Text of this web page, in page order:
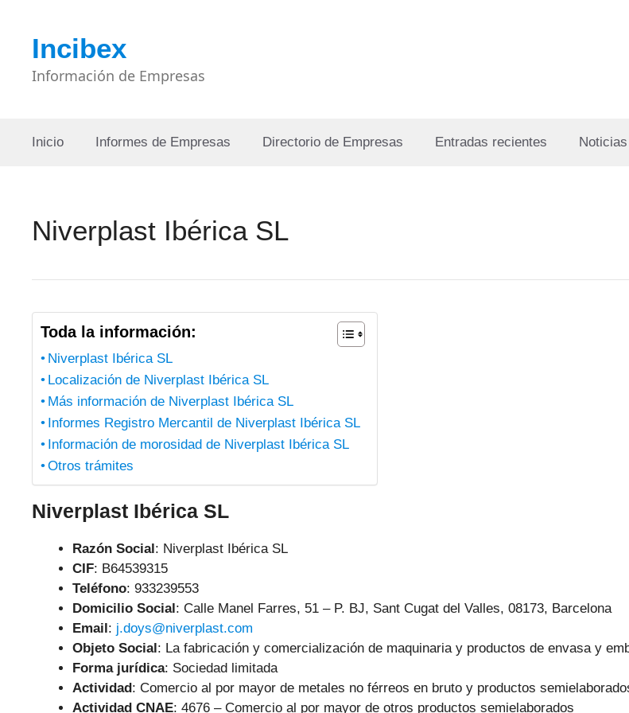
contenidoIncibex
Información de Empresas
Inicio Informes de Empresas Directorio de Empresas Entradas recientes Noticias
Niverplast Ibérica SL
Toda la información:
Niverplast Ibérica SL
Localización de Niverplast Ibérica SL
Más información de Niverplast Ibérica SL
Informes Registro Mercantil de Niverplast Ibérica SL
Información de morosidad de Niverplast Ibérica SL
Otros trámites
Niverplast Ibérica SL
Razón Social: Niverplast Ibérica SL
CIF: B64539315
Teléfono: 933239553
Domicilio Social: Calle Manel Farres, 51 – P. BJ, Sant Cugat del Valles, 08173, Barcelona
Email: j.doys@niverplast.com
Objeto Social: La fabricación y comercialización de maquinaria y productos de envasa y
Forma jurídica: Sociedad limitada
Actividad: Comercio al por mayor de metales no férreos en bruto y productos
Actividad CNAE: 4676 – Comercio al por mayor de otros productos semielaborados